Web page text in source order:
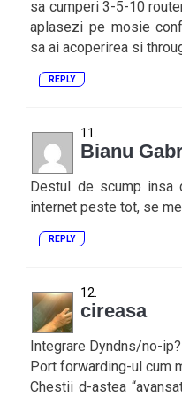
sa cumperi 3-5-10
aplasezi pe mosie
sa ai acoperirea si
REPLY
Bianu
Destul de scump
internet peste tot, se
REPLY
cireasa
Integrare Dyndns/no-ip?
Port forwarding-ul cum
Chestii d-astea